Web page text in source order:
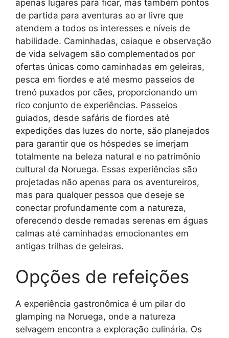
apenas lugares para ficar, mas também pontos
de partida para aventuras ao ar livre que
atendem a todos os interesses e níveis de
habilidade. Caminhadas, caiaque e observação
de vida selvagem são complementados por
ofertas únicas como caminhadas em geleiras,
pesca em fiordes e até mesmo passeios de
trenó puxados por cães, proporcionando um
rico conjunto de experiências. Passeios
guiados, desde safáris de fiordes até
expedições das luzes do norte, são planejados
para garantir que os hóspedes se imerjam
totalmente na beleza natural e no patrimônio
cultural da Noruega. Essas experiências são
projetadas não apenas para os aventureiros,
mas para qualquer pessoa que deseje se
conectar profundamente com a natureza,
oferecendo desde remadas serenas em águas
calmas até caminhadas emocionantes em
antigas trilhas de geleiras.
Opções de refeições
A experiência gastronômica é um pilar do
glamping na Noruega, onde a natureza
selvagem encontra a exploração culinária. Os